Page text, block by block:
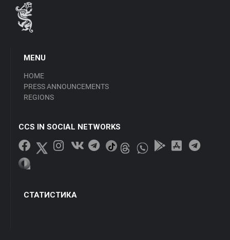
MENU
HOME
PRESS ANNOUNCEMENTS
REGIONS
CCS IN SOCIAL NETWORKS
СТАТИСТИКА